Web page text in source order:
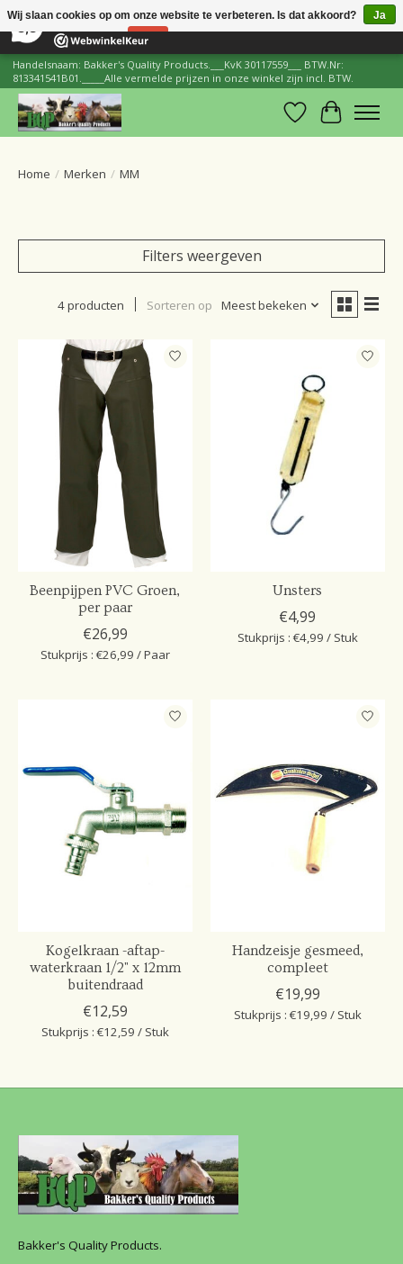
206 Reviews ×
Handelsnaam: Bakker's Quality Products.___KvK 30117559___ BTW.Nr:
813341541B01._____Alle vermelde prijzen in onze winkel zijn incl. BTW.
Verlanglijst
Home / Merken / MM
Filters weergeven
4 producten Sorteren op Meest bekeken
Beenpijpen PVC Groen,
per paar
€26,99
Stukprijs : €26,99 / Paar
Unsters
€4,99
Stukprijs : €4,99 / Stuk
Kogelkraan -aftap-
waterkraan 1/2" x 12mm
buitendraad
€12,59
Stukprijs : €12,59 / Stuk
Handzeisje gesmeed,
compleet
€19,99
Stukprijs : €19,99 / Stuk
Bakker's Quality Products.
Wij slaan cookies op om onze website te verbeteren. Is dat akkoord?
Ja
Nee